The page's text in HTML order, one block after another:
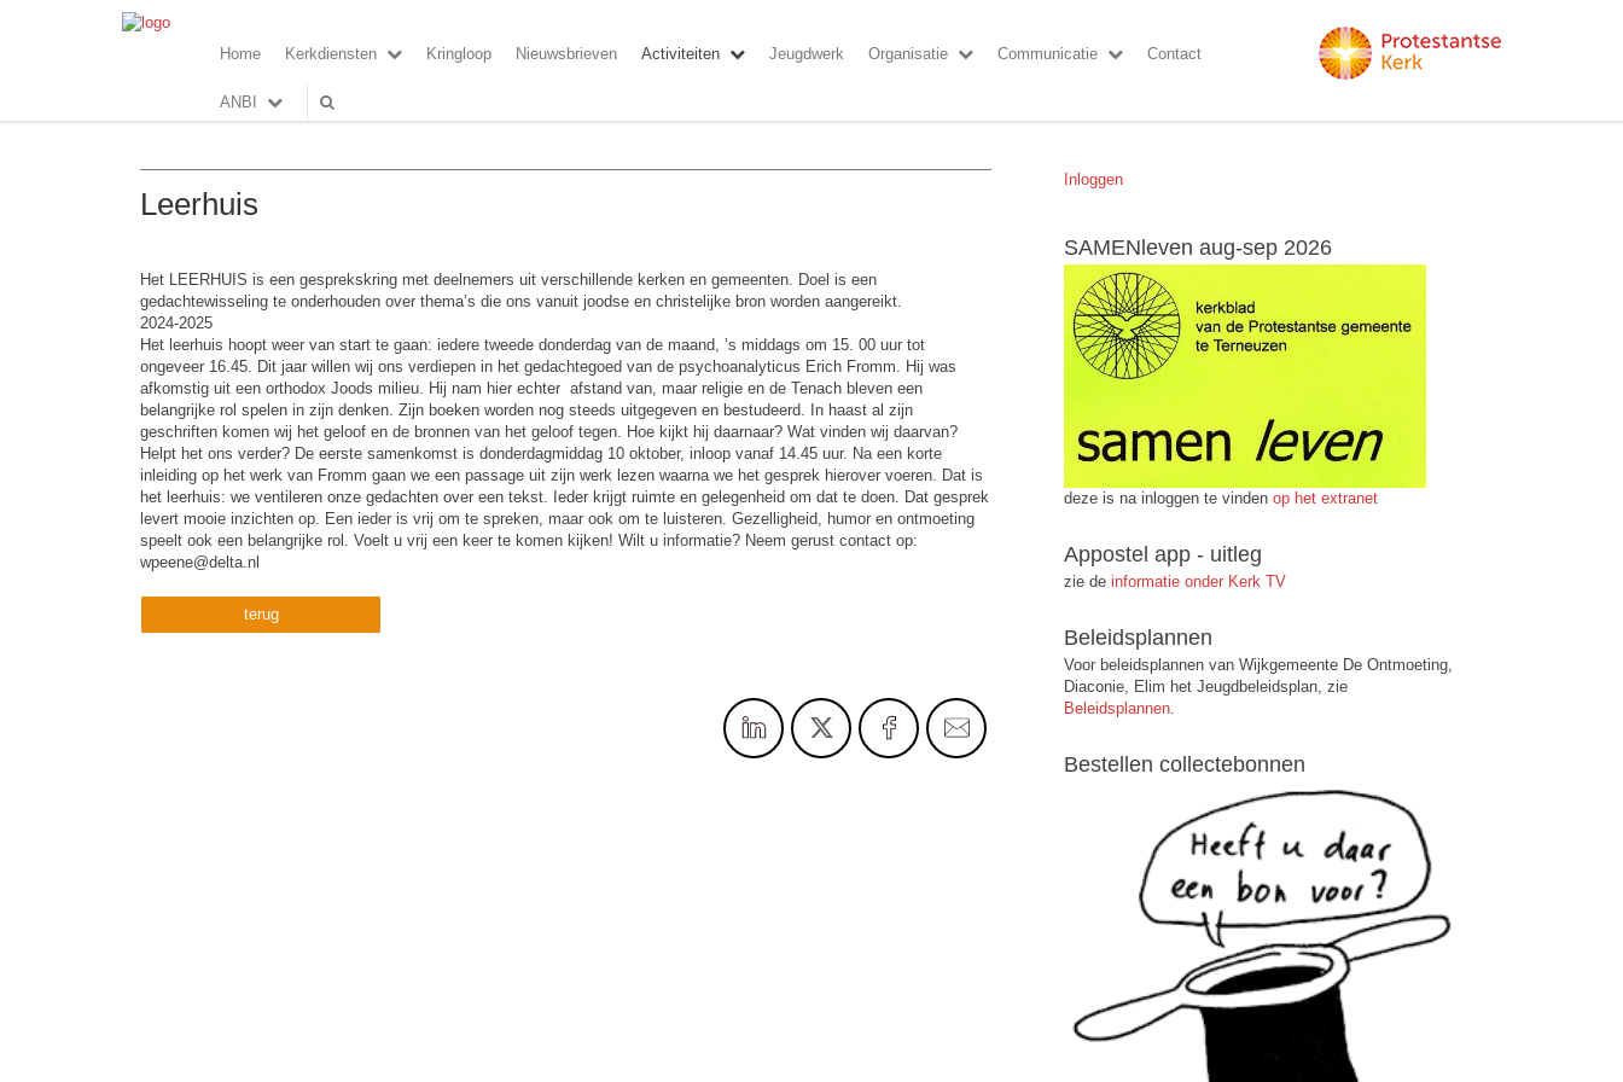
Home Kerkdiensten Kringloop Nieuwsbrieven Activiteiten Jeugdwerk Organisatie Communicatie Contact
ANBI
Leerhuis
Het LEERHUIS is een gesprekskring met deelnemers uit verschillende kerken en gemeenten. Doel is een
gedachtewisseling te onderhouden over thema’s die ons vanuit joodse en christelijke bron worden aangereikt.
2024-2025
Het leerhuis hoopt weer van start te gaan: iedere tweede donderdag van de maand, ’s middags om 15. 00 uur tot
ongeveer 16.45. Dit jaar willen wij ons verdiepen in het gedachtegoed van de psychoanalyticus Erich Fromm. Hij was
afkomstig uit een orthodox Joods milieu. Hij nam hier echter afstand van, maar religie en de Tenach bleven een
belangrijke rol spelen in zijn denken. Zijn boeken worden nog steeds uitgegeven en bestudeerd. In haast al zijn
geschriften komen wij het geloof en de bronnen van het geloof tegen. Hoe kijkt hij daarnaar? Wat vinden wij daarvan?
Helpt het ons verder? De eerste samenkomst is donderdagmiddag 10 oktober, inloop vanaf 14.45 uur. Na een korte
inleiding op het werk van Fromm gaan we een passage uit zijn werk lezen waarna we het gesprek hierover voeren. Dat is
het leerhuis: we ventileren onze gedachten over een tekst. Ieder krijgt ruimte en gelegenheid om dat te doen. Dat gesprek
levert mooie inzichten op. Een ieder is vrij om te spreken, maar ook om te luisteren. Gezelligheid, humor en ontmoeting
speelt ook een belangrijke rol. Voelt u vrij een keer te komen kijken! Wilt u informatie? Neem gerust contact op:
wpeene@delta.nl
terug
Inloggen
SAMENleven aug-sep 2026
deze is na inloggen te vindenop het extranet
Appostel app - uitleg
zie de informatie onder Kerk TV
Beleidsplannen
Voor beleidsplannen van Wijkgemeente De Ontmoeting,
Diaconie, Elim het Jeugdbeleidsplan, zie
Beleidsplannen.
Bestellen collectebonnen